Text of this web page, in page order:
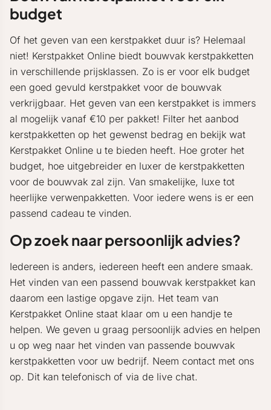
budget
Of het geven van een kerstpakket duur is? Helemaal
niet! Kerstpakket Online biedt bouwvak kerstpakketten
in verschillende prijsklassen. Zo is er voor elk budget
een goed gevuld kerstpakket voor de bouwvak
verkrijgbaar. Het geven van een kerstpakket is immers
al mogelijk vanaf €10 per pakket! Filter het aanbod
kerstpakketten op het gewenst bedrag en bekijk wat
Kerstpakket Online u te bieden heeft. Hoe groter het
budget, hoe uitgebreider en luxer de kerstpakketten
voor de bouwvak zal zijn. Van smakelijke, luxe tot
heerlijke verwenpakketten. Voor iedere wens is er een
passend cadeau te vinden.
Op zoek naar persoonlijk advies?
Iedereen is anders, iedereen heeft een andere smaak.
Het vinden van een passend bouwvak kerstpakket kan
daarom een lastige opgave zijn. Het team van
Kerstpakket Online staat klaar om u een handje te
helpen. We geven u graag persoonlijk advies en helpen
u op weg naar het vinden van passende bouwvak
kerstpakketten voor uw bedrijf. Neem contact met ons
op. Dit kan telefonisch of via de live chat.